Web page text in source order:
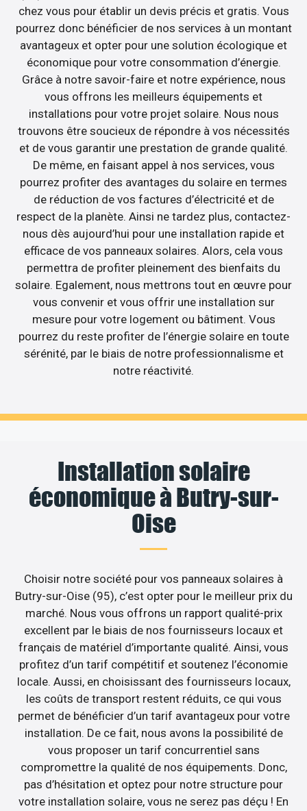
chez vous pour établir un devis précis et gratis. Vous
pourrez donc bénéficier de nos services à un montant
avantageux et opter pour une solution écologique et
économique pour votre consommation d’énergie.
Grâce à notre savoir-faire et notre expérience, nous
vous offrons les meilleurs équipements et
installations pour votre projet solaire. Nous nous
trouvons être soucieux de répondre à vos nécessités
et de vous garantir une prestation de grande qualité.
De même, en faisant appel à nos services, vous
pourrez profiter des avantages du solaire en termes
de réduction de vos factures d’électricité et de
respect de la planète. Ainsi ne tardez plus, contactez-
nous dès aujourd’hui pour une installation rapide et
efficace de vos panneaux solaires. Alors, cela vous
permettra de profiter pleinement des bienfaits du
solaire. Egalement, nous mettrons tout en œuvre pour
vous convenir et vous offrir une installation sur
mesure pour votre logement ou bâtiment. Vous
pourrez du reste profiter de l’énergie solaire en toute
sérénité, par le biais de notre professionnalisme et
notre réactivité.
Installation solaire
économique à Butry-sur-
Oise
Choisir notre société pour vos panneaux solaires à
Butry-sur-Oise (95), c’est opter pour le meilleur prix du
marché. Nous vous offrons un rapport qualité-prix
excellent par le biais de nos fournisseurs locaux et
français de matériel d’importante qualité. Ainsi, vous
profitez d’un tarif compétitif et soutenez l’économie
locale. Aussi, en choisissant des fournisseurs locaux,
les coûts de transport restent réduits, ce qui vous
permet de bénéficier d’un tarif avantageux pour votre
installation. De ce fait, nous avons la possibilité de
vous proposer un tarif concurrentiel sans
compromettre la qualité de nos équipements. Donc,
pas d’hésitation et optez pour notre structure pour
votre installation solaire, vous ne serez pas déçu ! En